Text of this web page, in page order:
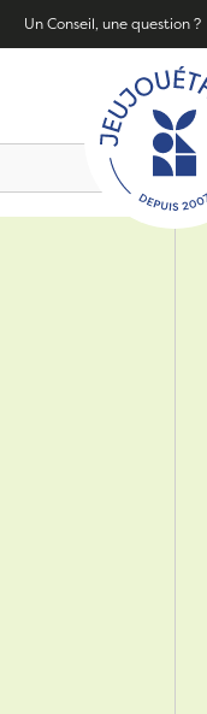
Un Conseil, une question ?